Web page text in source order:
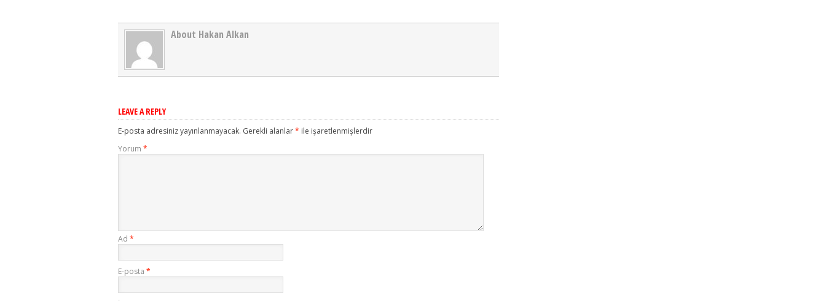
About Hakan Alkan
LEAVE A REPLY
E-posta adresiniz yayınlanmayacak. Gerekli alanlar* ile işaretlenmişlerdir
Yorum *
Ad *
E-posta *